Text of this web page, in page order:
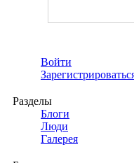
Войти
Разделы
Блоги
Люди
Галерея